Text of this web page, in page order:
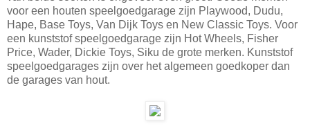
voor een houten speelgoedgarage zijn Playwood, Dudu,
Hape, Base Toys, Van Dijk Toys en New Classic Toys. Voor
een kunststof speelgoedgarage zijn Hot Wheels, Fisher
Price, Wader, Dickie Toys, Siku de grote merken. Kunststof
speelgoedgarages zijn over het algemeen goedkoper dan
de garages van hout.